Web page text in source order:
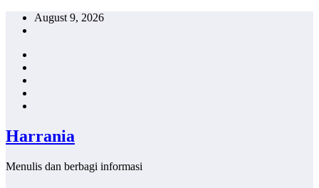
Skip
August 9, 2026
Harrania
Menulis dan berbagi informasi